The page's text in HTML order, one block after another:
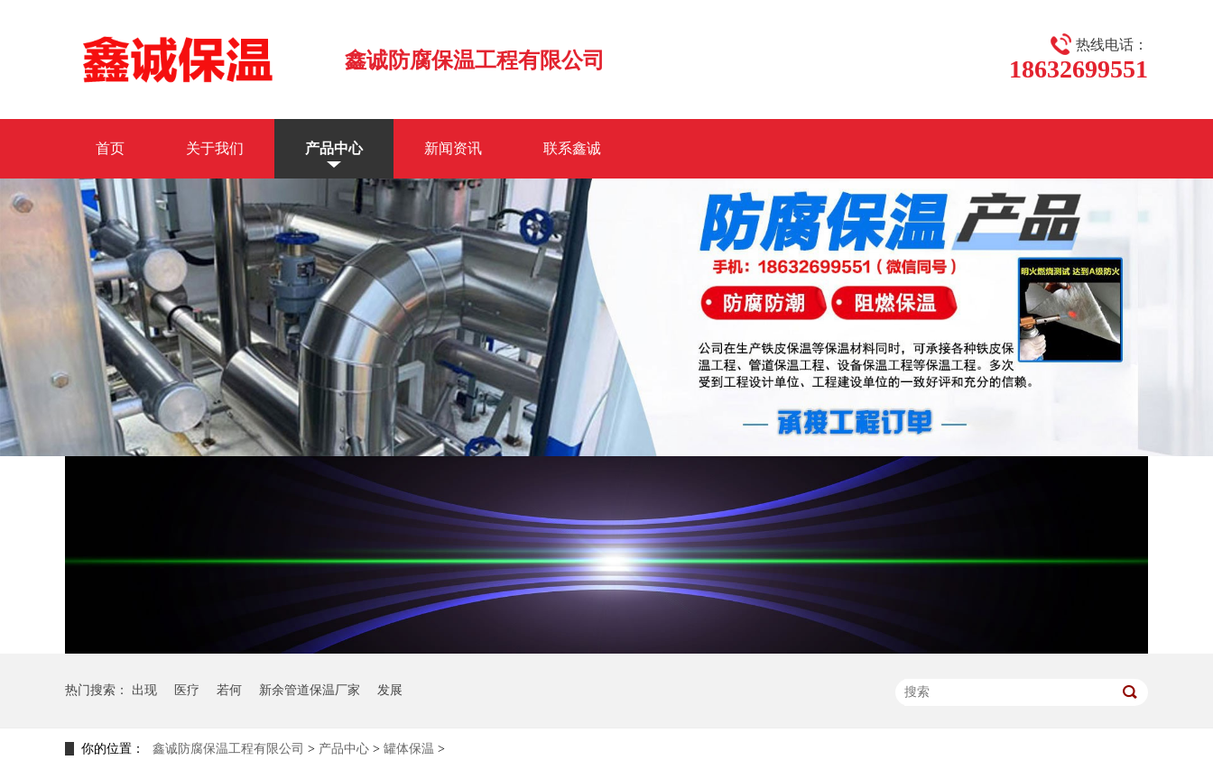
热线电话：
18632699551
鑫诚防腐保温工程有限公司
首页 关于我们 产品中心 新闻资讯 联系鑫诚
热门搜索： 出现 医疗 若何 新余管道保温厂家 发展
你的位置： 鑫诚防腐保温工程有限公司 > 产品中心 > 罐体保温 >